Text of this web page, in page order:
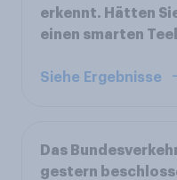
erkennt. Hätten
einen smarten
Siehe Ergebnisse
Das
gestern